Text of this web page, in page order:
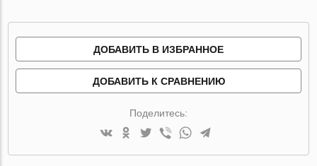
ДОБАВИТЬ В ИЗБРАННОЕ
ДОБАВИТЬ К СРАВНЕНИЮ
Поделитесь: